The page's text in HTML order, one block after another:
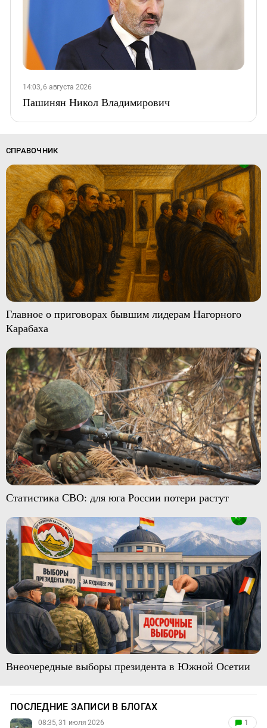
14:03, 6 августа 2026
Пашинян Никол Владимирович
СПРАВОЧНИК
Главное о приговорах бывшим лидерам Нагорного
Карабаха
Статистика СВО: для юга России потери растут
Внеочередные выборы президента в Южной Осетии
ПОСЛЕДНИЕ ЗАПИСИ В БЛОГАХ
08:35, 31 июля 2026 1